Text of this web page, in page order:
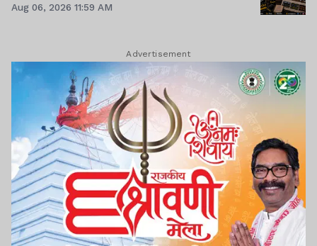
Aug 06, 2026 11:59 AM
Advertisement